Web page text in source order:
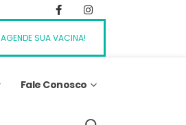
AGENDE SUA VACINA!
Fale Conosco